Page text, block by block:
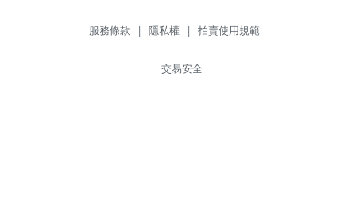
服務條款 | 隱私權 | 拍賣使用規範
交易安全